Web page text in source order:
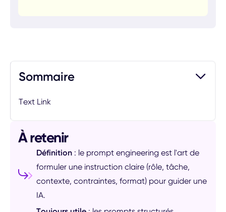
À retenir
Définition : le prompt engineering est l'art de
formuler une instruction claire (rôle, tâche,
contexte, contraintes, format) pour guider une
IA.
Sommaire
Text Link